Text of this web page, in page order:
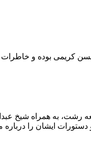
رشت، به همراه شیخ